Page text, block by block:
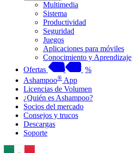
Multimedia
Sistema
Productividad
Seguridad
Juegos
Aplicaciones para móviles
Conocimiento y Aprendizaje
Ofertas
%
Ashampoo® App
Licencias de Volumen
¿Quién es Ashampoo?
Socios del mercado
Consejos y trucos
Descargas
Soporte